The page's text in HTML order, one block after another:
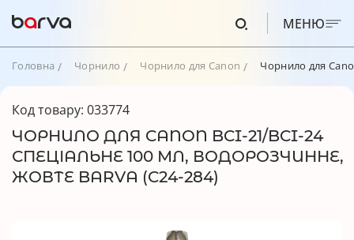
МЕНЮ
Головна Чорнило Чорнило для Canon Чорнило для
Код товару: 033774
ЧОРНИЛО ДЛЯ CANON BCI-21/BCI-24
СПЕЦІАЛЬНЕ 100 МЛ, ВОДОРОЗЧИННЕ,
ЖОВТЕ BARVA (C24-284)